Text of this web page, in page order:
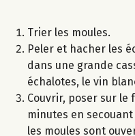
Trier les moules.
Peler et hacher les
dans une grande
échalotes, le vin
Couvrir, poser sur le
minutes en
les moules sont